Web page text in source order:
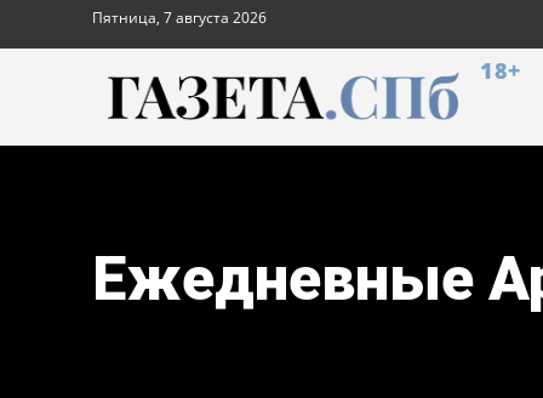
Пятница, 7 августа 2026
18+
Ежедневные